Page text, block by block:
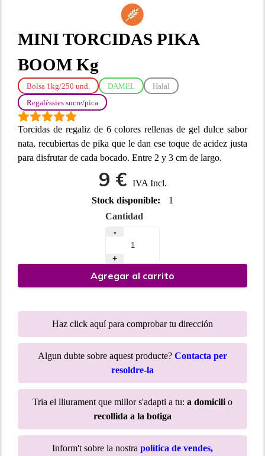
MINI TORCIDAS PIKA
BOOM Kg
Bolsa 1kg/250 und. DAMEL
Halal
Regalèssies sucre/pica
Torcidas de regaliz de 6 colores rellenas de gel dulce sabor
nata, recubiertas de pika que le dan ese toque de acidez justa
para disfrutar de cada bocado. Entre 2 y 3 cm de largo.
9 € IVA Incl.
Stock disponible:
1
Cantidad
-
+
Agregar al carrito
Haz click aquí para comprobar tu dirección
Algun dubte sobre aquest producte? Contacta per
resoldre-la
Tria el lliurament que millor s'adapti a tu: a domicili o
recollida a la botiga
Inform't sobre la nostra política de vendes,